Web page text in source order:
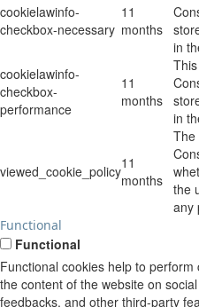
cookielawinfo-
checkbox-necessary
11
months
in
cookielawinfo-
checkbox-
performance
11
months
in
viewed_cookie_policy11
months
The
the
any
Functional
Functional
Functional cookies help to
the content of the website on
feedbacks, and other third-party